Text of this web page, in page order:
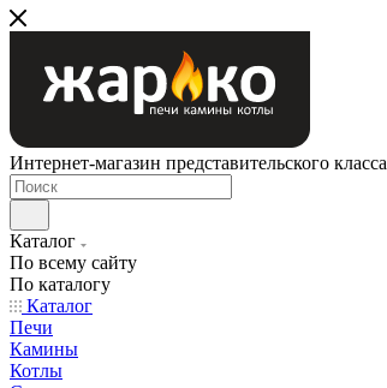
Интернет-магазин представительского класса
Каталог
По всему сайту
По каталогу
Каталог
Печи
Камины
Котлы